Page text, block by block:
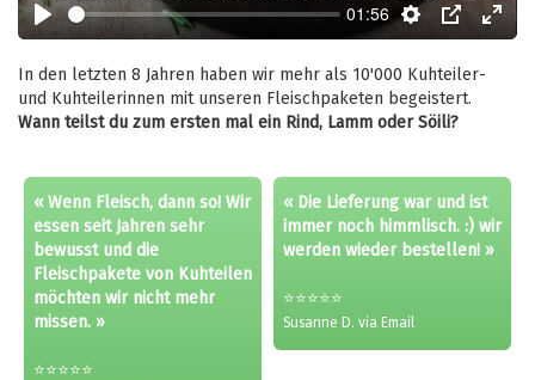
Play
01:56
Settings
PIP Enter
In den letzten 8 Jahren haben wir mehr als 10'000 Kuhteiler-
und Kuhteilerinnen mit unseren Fleischpaketen begeistert.
Wann teilst du zum ersten mal ein Rind, Lamm oder Söili?
« Wenn Fleisch, dann so! Wir
essen seit Jahren sehr
bewusst und die
Fleischpakete von Kuhteilen
möchten wir nicht mehr
missen. »
⭐⭐⭐⭐⭐
« Die Lieferung war und ist
immer noch himmlisch. :) wir
werden wieder bestellen! »
⭐⭐⭐⭐⭐
Susanne D. via Email